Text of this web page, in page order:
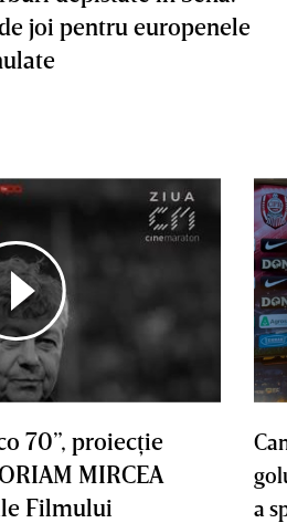
joi pentru europenele
70”, proiecţie
MIRCEA
Filmului
a